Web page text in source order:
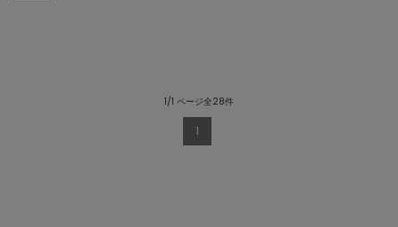
1/1 ページ全28件
1